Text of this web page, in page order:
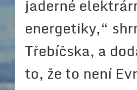
jaderné
energetiky,“
Třebíčska, a
to, že to není